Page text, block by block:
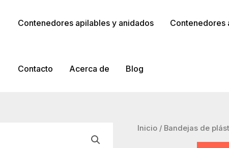
Contenedores apilables y anidados Contenedores
Contacto Acerca de Blog
Inicio / Bandejas de